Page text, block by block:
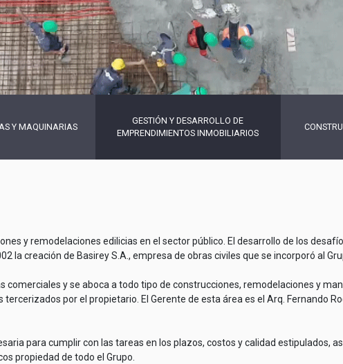
Y MAQUINARIAS
GESTIÓN Y DESARROLLO DE
EMPRENDIMIENTOS INMOBILIARIOS
y remodelaciones edilicias en el sector público. El desarrollo de los
la creación de Basirey S.A., empresa de obras civiles que se incorporó al
comerciales y se aboca a todo tipo de construcciones, remodelaciones y
por el propietario. El Gerente de esta área es el Arq. Fernando
para cumplir con las tareas en los plazos, costos y calidad estipulados,
propiedad de todo el Grupo.